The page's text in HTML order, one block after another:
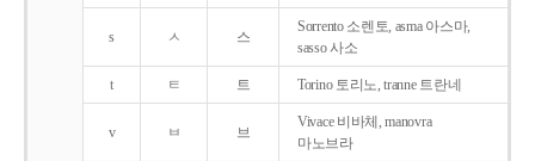
s ㅅ 스
Sorrento 소렌토, asma 아스마,
sasso 사소
t ㅌ 트 Torino 토리노, tranne 트란네
v ㅂ 브
Vivace 비바체, manovra
마노브라